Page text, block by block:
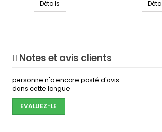
Détails
Notes et avis clients
personne n'a encore posté d'avis
dans cette langue
EVALUEZ-LE